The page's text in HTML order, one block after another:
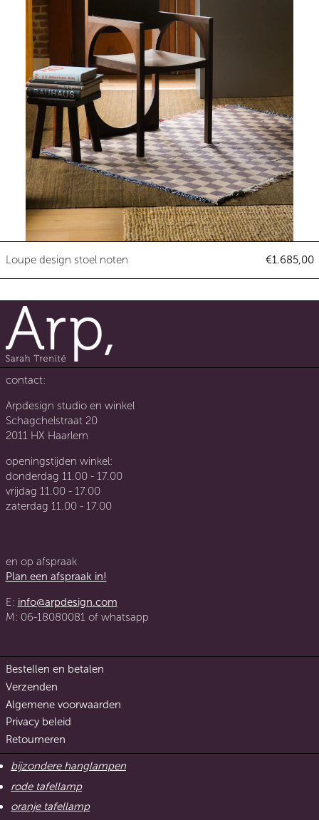
Loupe design stoel noten
€1.685,00
contact:
Arpdesign studio en winkel
Schagchelstraat 20
2011 HX Haarlem
openingstijden winkel:
donderdag 11.00 - 17.00
vrijdag 11.00 - 17.00
zaterdag 11.00 - 17.00
en op afspraak
Plan een afspraak in!
E: info@arpdesign.com
M: 06-18080081 of whatsapp
Bestellen en betalen
Verzenden
Algemene voorwaarden
Privacy beleid
Retourneren
bijzondere hanglampen
rode tafellamp
oranje tafellamp